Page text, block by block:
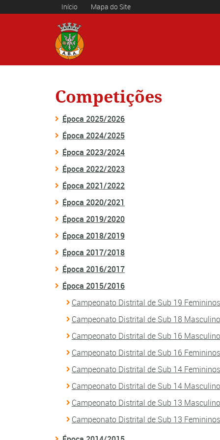
Início Mapa do Site
Competições
Época 2025/2026
Época 2024/2025
Época 2023/2024
Época 2022/2023
Época 2021/2022
Época 2020/2021
Época 2019/2020
Época 2018/2019
Época 2017/2018
Época 2016/2017
Época 2015/2016
Campeonato Distrital de Sub 19 Femininos
Campeonato Distrital de Sub 18
Campeonato Distrital de Sub 16
Campeonato Distrital de Sub 16 Femininos
Campeonato Distrital de Sub 14 Femininos
Campeonato Distrital de Sub 14
Campeonato Distrital de Sub 13
Campeonato Distrital de Sub 13 Femininos